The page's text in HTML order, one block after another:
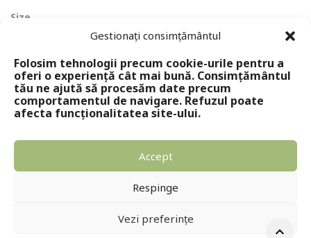
Gestionați consimțământul
Folosim tehnologii precum cookie-urile pentru a
oferi o experiență cât mai bună. Consimțământul
tău ne ajută să procesăm date precum
comportamentul de navigare. Refuzul poate
afecta funcționalitatea site-ului.
Accept
Respinge
Vezi preferințe
Size